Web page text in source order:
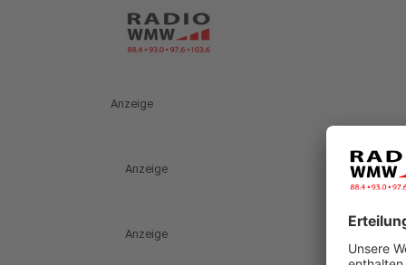
Anzeige
Anzeige
Anzeige